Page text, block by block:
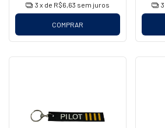
3 x de R$6,63 sem juros
COMPRAR
3